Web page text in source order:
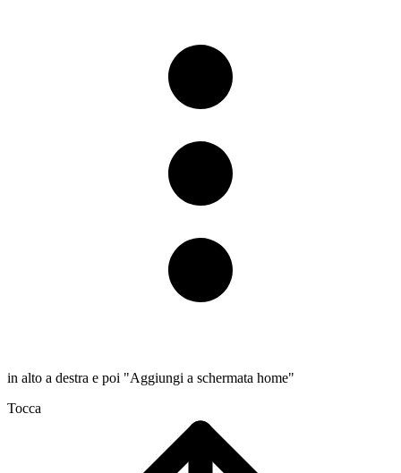
in alto a destra e poi "Aggiungi a schermata home"
Tocca